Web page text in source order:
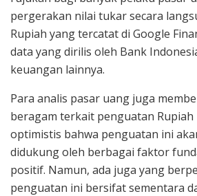
pergerakan nilai tukar secara
Rupiah yang tercatat di Google
data yang dirilis oleh Bank
keuangan lainnya.
Para analis pasar uang juga
beragam terkait penguatan Rupiah
optimistis bahwa penguatan ini
didukung oleh berbagai faktor
positif. Namun, ada juga yang
penguatan ini bersifat sementara